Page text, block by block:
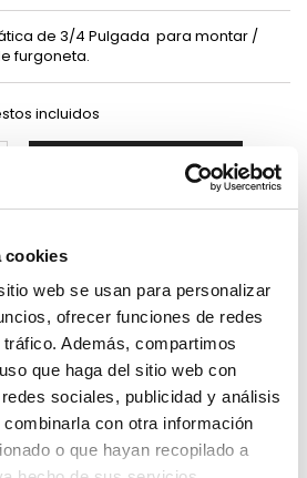
cookies
web se usan para personalizar
ofrecer funciones de redes
Además, compartimos
que haga del sitio web con
sociales, publicidad y análisis
con otra información
o que hayan recopilado a
de 3/4 Pulgada para montar /
furgoneta.
incluidos
Añadir al carrito
DEL PRODUCTO
Pago
seguro
garantizado.
Recambios
para nuestros
3/4"